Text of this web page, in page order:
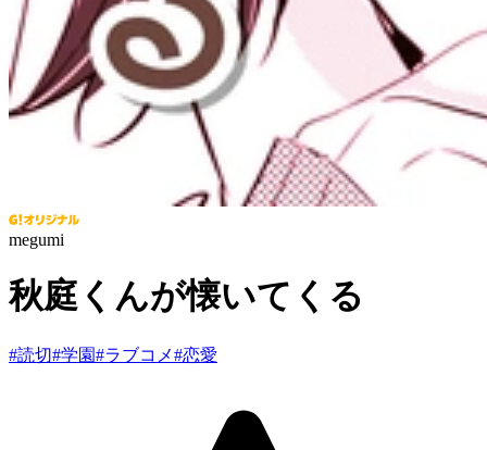
megumi
秋庭くんが懐いてくる
#読切#学園#ラブコメ#恋愛